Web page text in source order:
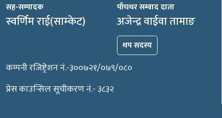
सह-सम्पादक
स्वर्णिम राई(साम्केट)
पाँचथर सम्वाद दाता
अजेन्द्र वाईवा तामाङ
थप सदस्य
कम्पनी रजिष्ट्रेशन नं.-३००७२१/०७९/०८०
प्रेस काउन्सिल सूचीकरण नं.- ३८३२